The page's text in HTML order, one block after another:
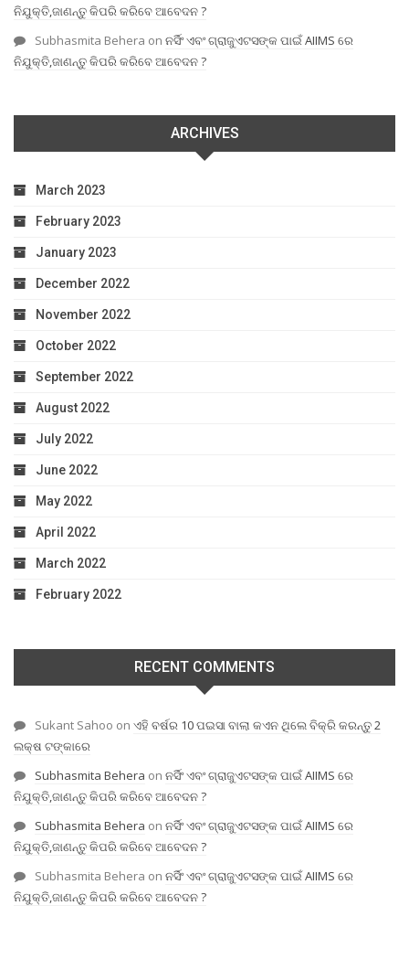
ନିଯୁକ୍ତି,ଜାଣନ୍ତୁ କିପରି କରିବେ ଆବେଦନ ?
Subhasmita Behera on ନର୍ସିଂ ଏବଂ ଗ୍ରାଜୁଏଟସଙ୍କ ପାଇଁ AIIMS ରେ
ନିଯୁକ୍ତି,ଜାଣନ୍ତୁ କିପରି କରିବେ ଆବେଦନ ?
ARCHIVES
March 2023
February 2023
January 2023
December 2022
November 2022
October 2022
September 2022
August 2022
July 2022
June 2022
May 2022
April 2022
March 2022
February 2022
RECENT COMMENTS
Sukant Sahoo on ଏହି ବର୍ଷର 10 ପଇସା ବାଲା କଏନ ଥିଲେ ବିକ୍ରି କରନ୍ତୁ 2
ଲକ୍ଷ ଟଙ୍କାରେ
Subhasmita Behera on ନର୍ସିଂ ଏବଂ ଗ୍ରାଜୁଏଟସଙ୍କ ପାଇଁ AIIMS ରେ
ନିଯୁକ୍ତି,ଜାଣନ୍ତୁ କିପରି କରିବେ ଆବେଦନ ?
Subhasmita Behera on ନର୍ସିଂ ଏବଂ ଗ୍ରାଜୁଏଟସଙ୍କ ପାଇଁ AIIMS ରେ
ନିଯୁକ୍ତି,ଜାଣନ୍ତୁ କିପରି କରିବେ ଆବେଦନ ?
Subhasmita Behera on ନର୍ସିଂ ଏବଂ ଗ୍ରାଜୁଏଟସଙ୍କ ପାଇଁ AIIMS ରେ
ନିଯୁକ୍ତି,ଜାଣନ୍ତୁ କିପରି କରିବେ ଆବେଦନ ?